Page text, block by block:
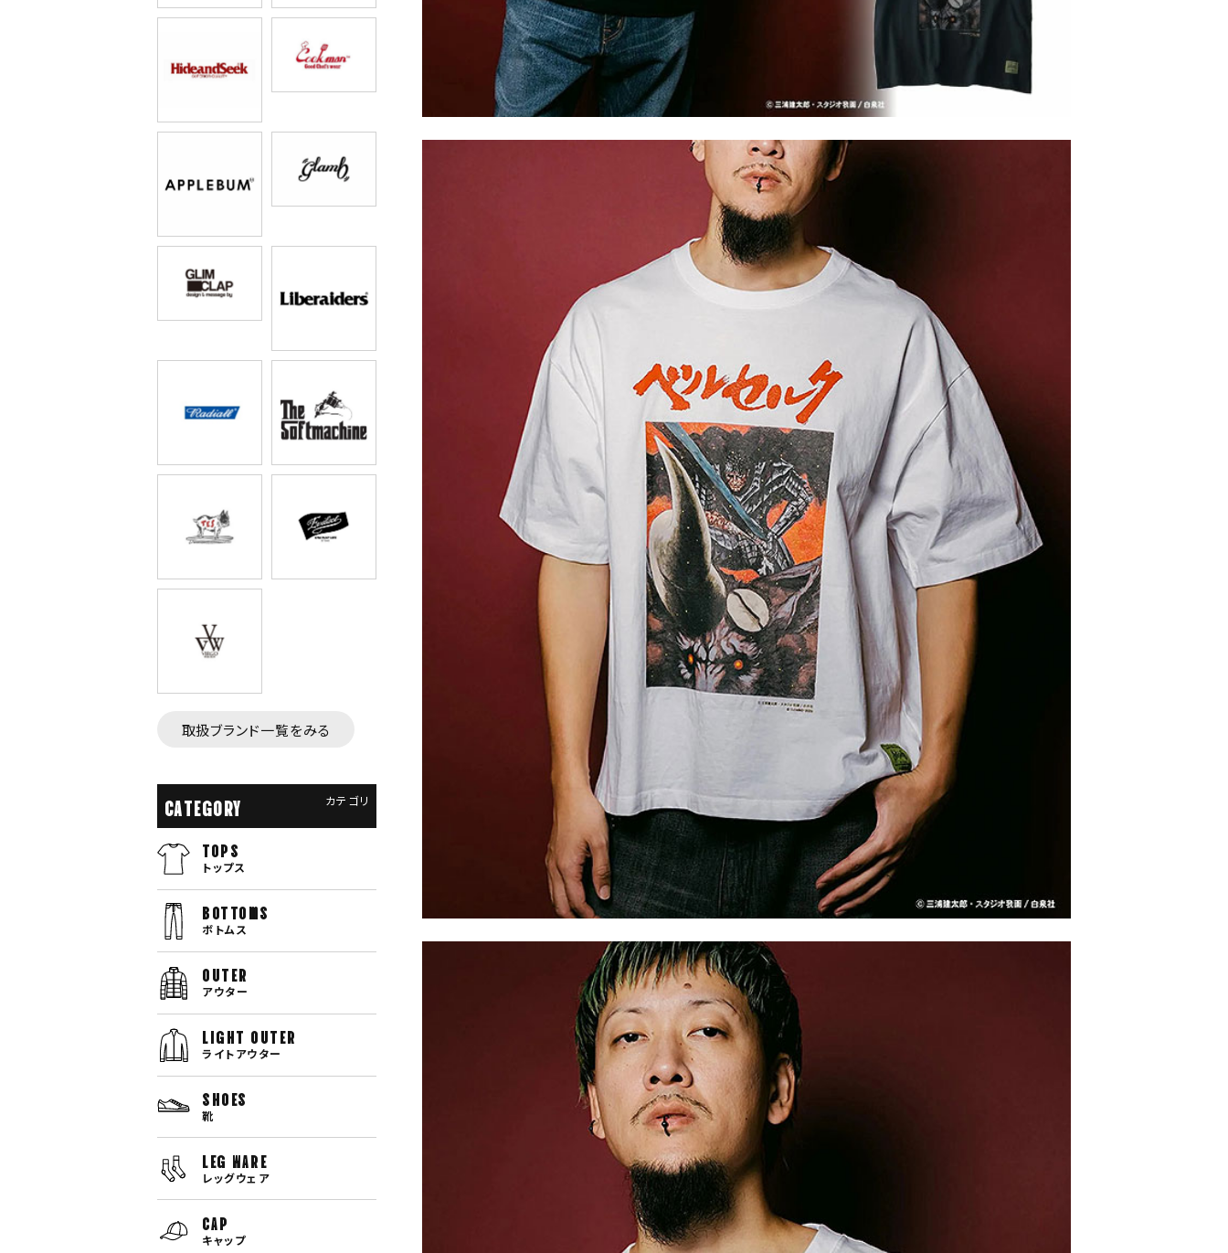
取扱ブランド一覧をみる
CATEGORY カテゴリ
TOPS
トップス
bottoms
ボトムス
OUTER
アウター
LIGHT OUTER
ライトアウター
SHOES
靴
LEG WARE
レッグウェア
CAP
キャップ